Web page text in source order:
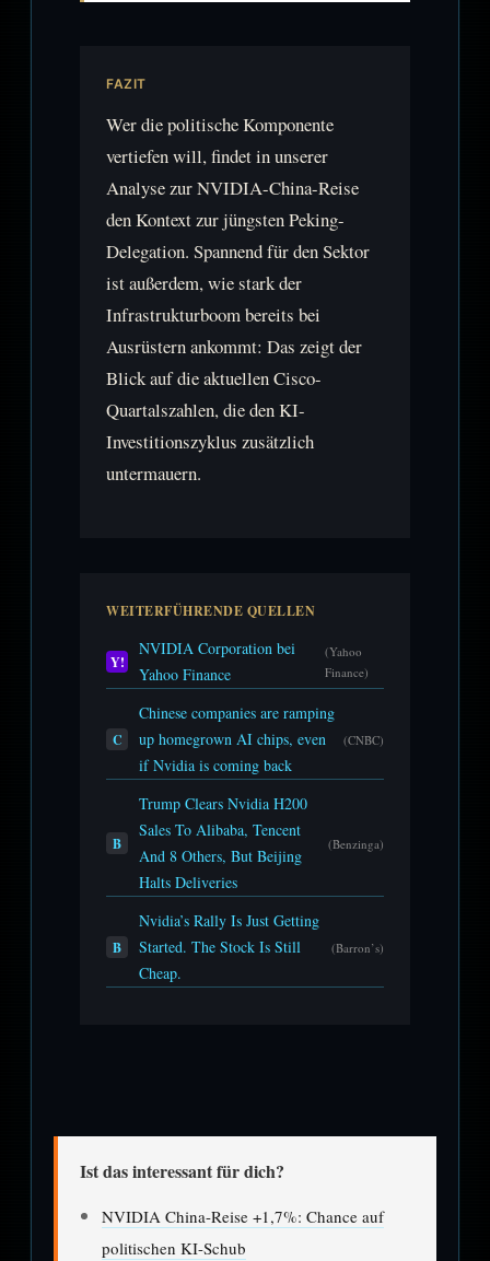
FAZIT
Wer die politische Komponente
vertiefen will, findet in unserer
Analyse zur NVIDIA-China-Reise
den Kontext zur jüngsten Peking-
Delegation. Spannend für den Sektor
ist außerdem, wie stark der
Infrastrukturboom bereits bei
Ausrüstern ankommt: Das zeigt der
Blick auf die aktuellen Cisco-
Quartalszahlen, die den KI-
Investitionszyklus zusätzlich
untermauern.
WEITERFÜHRENDE QUELLEN
Y!
NVIDIA Corporation bei
Yahoo Finance
(Yahoo
Finance)
C
Chinese companies are ramping
up homegrown AI chips, even
if Nvidia is coming back
(CNBC)
B
Trump Clears Nvidia H200
Sales To Alibaba, Tencent
And 8 Others, But Beijing
Halts Deliveries
(Benzinga)
B
Nvidia’s Rally Is Just Getting
Started. The Stock Is Still
Cheap.
(Barron’s)
Ist das interessant für dich?
NVIDIA China-Reise +1,7%: Chance auf
politischen KI-Schub